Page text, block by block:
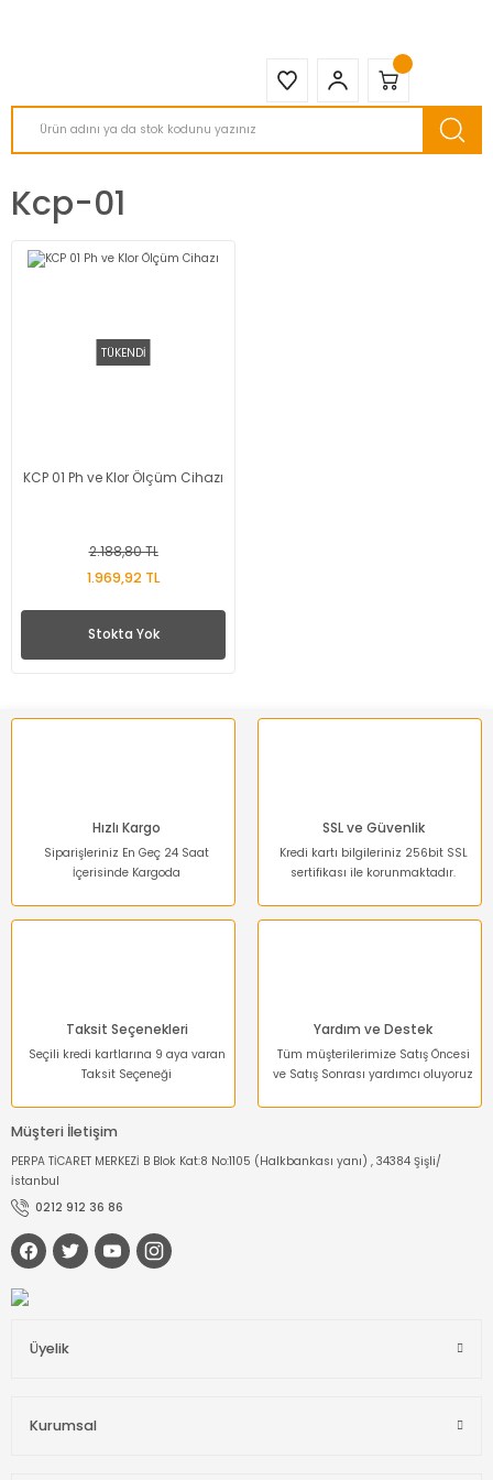
Kcp-01
TÜKENDİ
KCP 01 Ph ve Klor Ölçüm Cihazı
2.188,80 TL
1.969,92 TL
Stokta Yok
Hızlı Kargo
Siparişleriniz En Geç 24 Saat
İçerisinde Kargoda
SSL ve Güvenlik
Kredi kartı bilgileriniz 256bit SSL
sertifikası ile korunmaktadır.
Taksit Seçenekleri
Seçili kredi kartlarına 9 aya varan
Taksit Seçeneği
Yardım ve Destek
Tüm müşterilerimize Satış Öncesi
ve Satış Sonrası yardımcı oluyoruz
Müşteri İletişim
PERPA TİCARET MERKEZİ B Blok Kat:8 No:1105 (Halkbankası yanı) , 34384 Şişli/
İstanbul
0212 912 36 86
Üyelik
Kurumsal